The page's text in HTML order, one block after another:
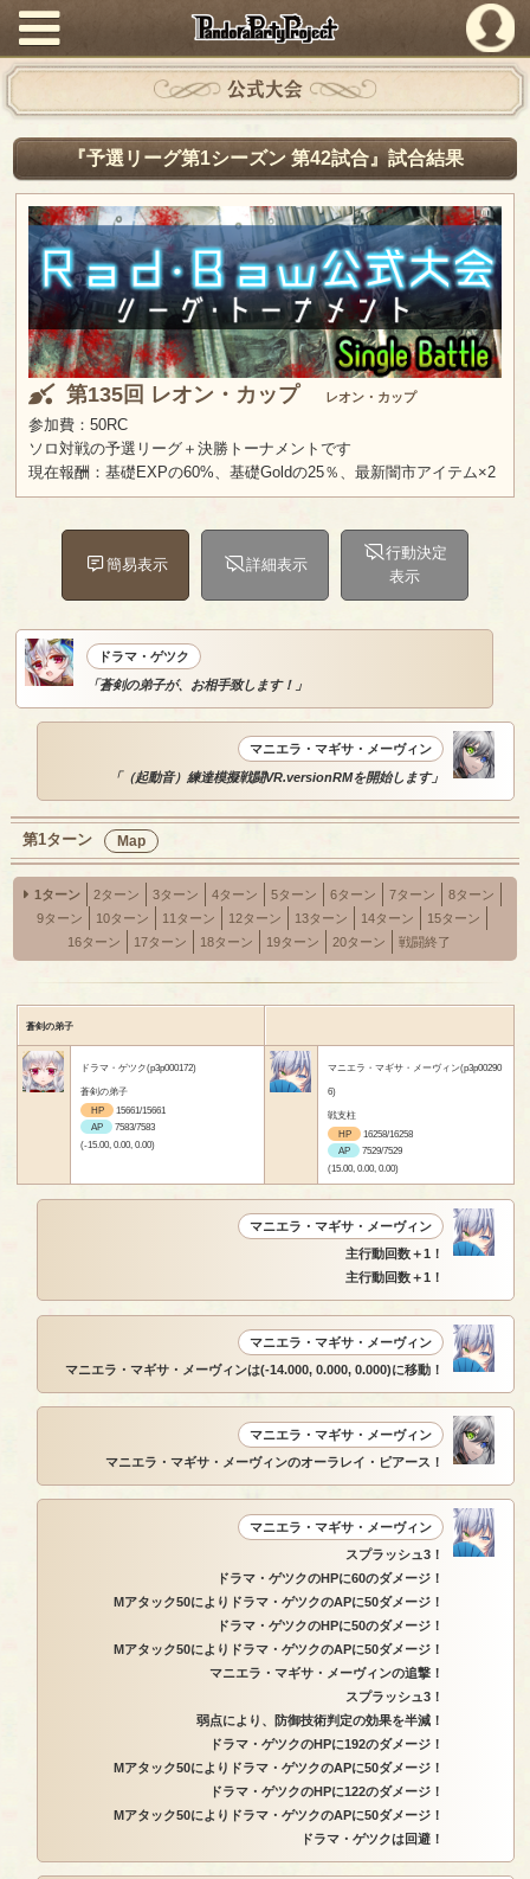
PandoraPartyProject
公式大会
『予選リーグ第1シーズン 第42試合』試合結果
第135回 レオン・カップ レオン・カップ
参加費：50RC
ソロ対戦の予選リーグ＋決勝トーナメントです
現在報酬：基礎EXPの60%、基礎Goldの25％、最新闇市アイテム×2
簡易表示 詳細表示
行動決定
表示
ドラマ・ゲツク
「蒼剣の弟子が、お相手致します！」
マニエラ・マギサ・メーヴィン
「（起動音）練達模擬戦闘VR.versionRMを開始します」
第1ターン Map
1ターン 2ターン 3ターン 4ターン 5ターン 6ターン 7ターン
8ターン
9ターン
10ターン 11ターン 12ターン 13ターン 14ターン
15ターン
16ターン
17ターン 18ターン 19ターン 20ターン 戦闘終了
蒼剣の弟子
ドラマ・ゲツク(p3p000172)
蒼剣の弟子
HP
15661/15661
AP
7583/7583
(-15.00, 0.00, 0.00)
マニエラ・マギサ・メーヴィン(p3p00290
6)
戦支柱
HP
16258/16258
AP
7529/7529
(15.00, 0.00, 0.00)
マニエラ・マギサ・メーヴィン
主行動回数＋1！
主行動回数＋1！
マニエラ・マギサ・メーヴィン
マニエラ・マギサ・メーヴィンは(-14.000, 0.000, 0.000)に移動！
マニエラ・マギサ・メーヴィン
マニエラ・マギサ・メーヴィンのオーラレイ・ピアース！
マニエラ・マギサ・メーヴィン
スプラッシュ3！
ドラマ・ゲツクのHPに60のダメージ！
Mアタック50によりドラマ・ゲツクのAPに50ダメージ！
ドラマ・ゲツクのHPに50のダメージ！
Mアタック50によりドラマ・ゲツクのAPに50ダメージ！
マニエラ・マギサ・メーヴィンの追撃！
スプラッシュ3！
弱点により、防御技術判定の効果を半減！
ドラマ・ゲツクのHPに192のダメージ！
Mアタック50によりドラマ・ゲツクのAPに50ダメージ！
ドラマ・ゲツクのHPに122のダメージ！
Mアタック50によりドラマ・ゲツクのAPに50ダメージ！
ドラマ・ゲツクは回避！